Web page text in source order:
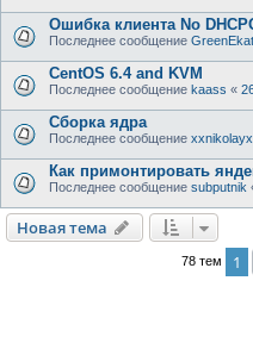
Ошибка клиента No
Последнее сообщение
CentOS 6.4 and KVM
Последнее сообщение kaass «
Сборка ядра
Последнее сообщение
Как примонтировать
Последнее сообщение subputnik
Новая тема
78 тем 1